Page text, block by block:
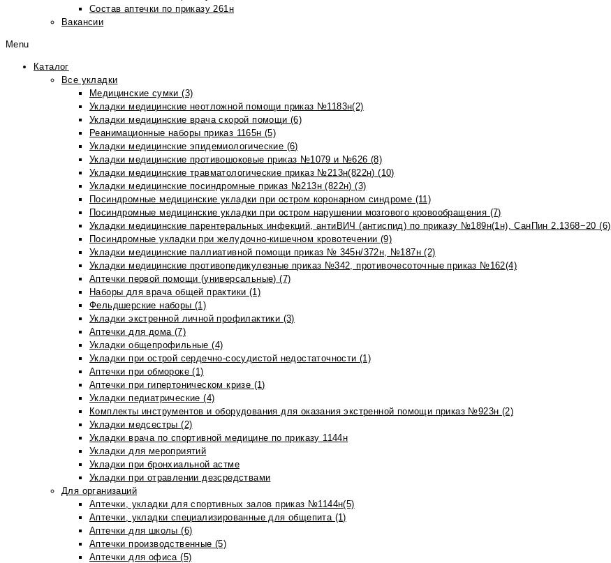
Состав аптечки по приказу 261н
Вакансии
Menu
Каталог
Все укладки
Медицинские сумки (3)
Укладки медицинские неотложной помощи приказ №1183н(2)
Укладки медицинские врача скорой помощи (6)
Реанимационные наборы приказ 1165н (5)
Укладки медицинские эпидемиологические (6)
Укладки медицинские противошоковые приказ №1079 и №626 (8)
Укладки медицинские травматологические приказ №213н(822н) (10)
Укладки медицинские посиндромные приказ №213н (822н) (3)
Посиндромные медицинские укладки при остром коронарном синдроме (11)
Посиндромные медицинские укладки при остром нарушении мозгового кровообращения (7)
Укладки медицинские парентеральных инфекций, антиВИЧ (антиспид) по приказу №189н(1н), СанПин 2.1368−20 (6)
Посиндромные укладки при желудочно-кишечном кровотечении (9)
Укладки медицинские паллиативной помощи приказ № 345н/372н, №187н (2)
Укладки медицинские противопедикулезные приказ №342, противочесоточные приказ №162(4)
Аптечки первой помощи (универсальные) (7)
Наборы для врача общей практики (1)
Фельдшерские наборы (1)
Укладки экстренной личной профилактики (3)
Аптечки для дома (7)
Укладки общепрофильные (4)
Укладки при острой сердечно-сосудистой недостаточности (1)
Аптечки при обмороке (1)
Аптечки при гипертоническом кризе (1)
Укладки педиатрические (4)
Комплекты инструментов и оборудования для оказания экстренной помощи приказ №923н (2)
Укладки медсестры (2)
Укладки врача по спортивной медицине по приказу 1144н
Укладки для мероприятий
Укладки при бронхиальной астме
Укладки при отравлении дезсредствами
Для организаций
Аптечки, укладки для спортивных залов приказ №1144н(5)
Аптечки, укладки специализированные для общепита (1)
Аптечки для школы (6)
Аптечки производственные (5)
Аптечки для офиса (5)